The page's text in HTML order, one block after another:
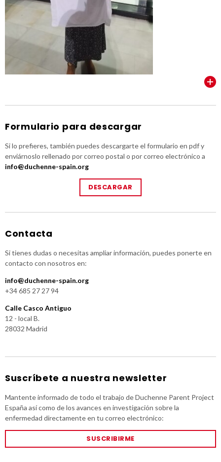
Formulario para descargar
Si lo prefieres, también puedes descargarte el formulario en pdf y
enviárnoslo rellenado por correo postal o por correo electrónico a
info@duchenne-spain.org
DESCARGAR
Contacta
Si tienes dudas o necesitas ampliar información, puedes ponerte en
contacto con nosotros en:
info@duchenne-spain.org
+34 685 27 27 94
Calle Casco Antiguo
12 - local B.
28032 Madrid
Suscríbete a nuestra newsletter
Mantente informado de todo el trabajo de Duchenne Parent Project
España así como de los avances en investigación sobre la
enfermedad directamente en tu correo electrónico:
SUSCRIBIRME